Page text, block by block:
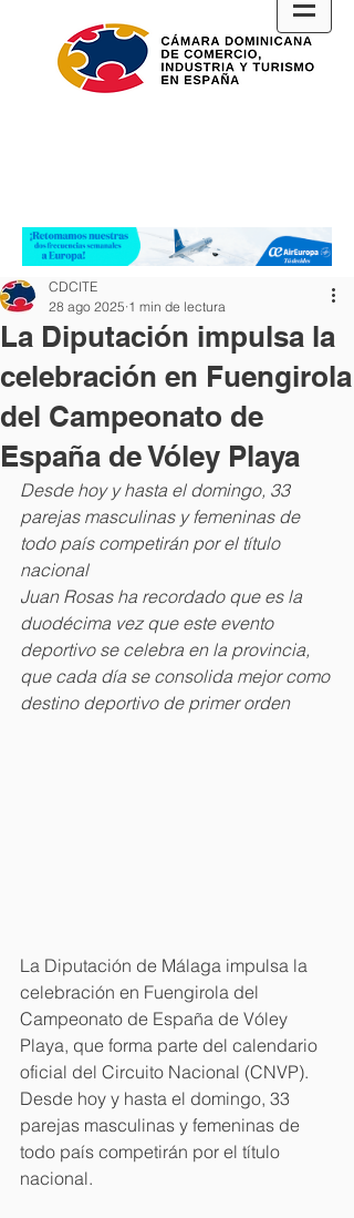
La Diputación impulsa la
celebración en Fuengirola
del Campeonato de
España de Vóley Playa
CDCITE
28 ago 2025 1 min de lectura
Desde hoy y hasta el domingo, 33
parejas masculinas y femeninas de
todo país competirán por el título
nacional
Juan Rosas ha recordado que es la
duodécima vez que este evento
deportivo se celebra en la provincia,
que cada día se consolida mejor como
destino deportivo de primer orden
La Diputación de Málaga impulsa la
celebración en Fuengirola del
Campeonato de España de Vóley
Playa, que forma parte del calendario
oficial del Circuito Nacional (CNVP).
Desde hoy y hasta el domingo, 33
parejas masculinas y femeninas de
todo país competirán por el título
nacional.